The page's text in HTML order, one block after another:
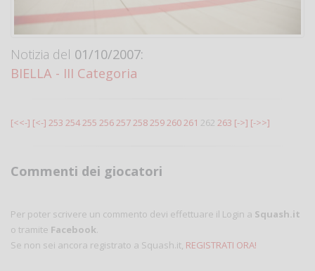
Notizia del 01/10/2007:
BIELLA - III Categoria
[<<-] [<-] 253 254255 256257258259260261 262 263 [->] [->>]
Commenti dei giocatori
Per poter scrivere un commento devi effettuare il Login a Squash.it
o tramite Facebook.
Se non sei ancora registrato a Squash.it, REGISTRATI ORA!